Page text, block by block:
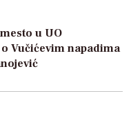
u UO
Vučićevim napadima